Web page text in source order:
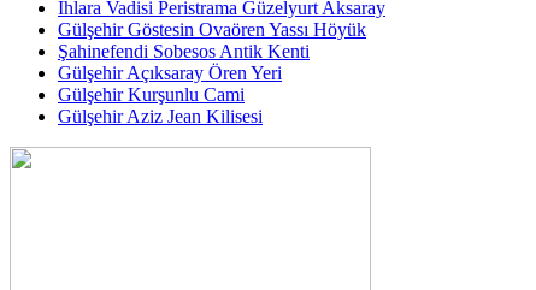
Ihlara Vadisi Peristrama Güzelyurt Aksaray
Gülşehir Göstesin Ovaören Yassı Höyük
Şahinefendi Sobesos Antik Kenti
Gülşehir Açıksaray Ören Yeri
Gülşehir Kurşunlu Cami
Gülşehir Aziz Jean Kilisesi